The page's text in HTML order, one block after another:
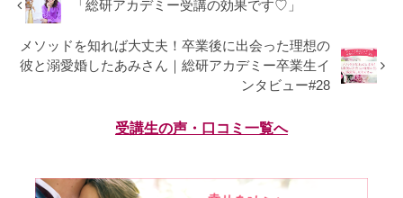
「総研アカデミー受講の効果です♡」
メソッドを知れば大丈夫！卒業後に出会った理想の
彼と溺愛婚したあみさん｜総研アカデミー卒業生イ
ンタビュー#28
受講生の声・口コミ一覧へ